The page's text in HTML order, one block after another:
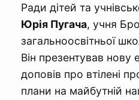
Ради дітей та
Юрія Пугача, учня
загальноосвітньої
Він презентував
доповів про втілені
плани на майбутній